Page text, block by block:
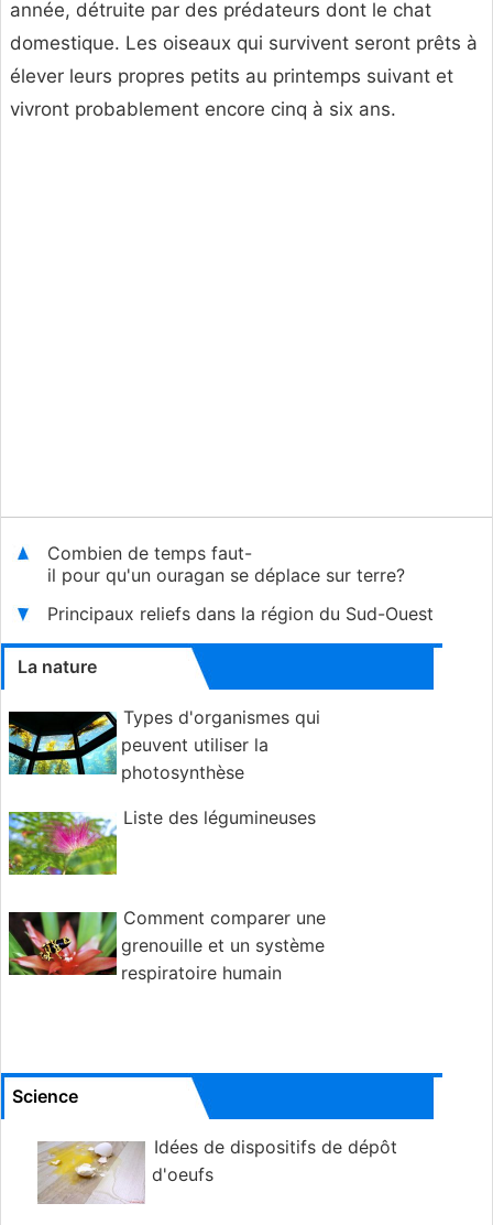
année, détruite par des prédateurs dont le chat
domestique. Les oiseaux qui survivent seront prêts à
élever leurs propres petits au printemps suivant et
vivront probablement encore cinq à six ans.
Combien de temps faut-
il pour qu'un ouragan se déplace sur terre?
Principaux reliefs dans la région du Sud-Ouest
La nature
Types d'organismes qui
peuvent utiliser la
photosynthèse
Liste des légumineuses
Comment comparer une
grenouille et un système
respiratoire humain
Science
Idées de dispositifs de dépôt
d'oeufs